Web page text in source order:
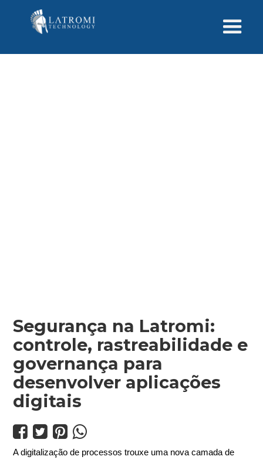
Segurança na Latromi:
controle, rastreabilidade e
governança para
desenvolver aplicações
digitais
   
A digitalização de processos trouxe uma nova camada de